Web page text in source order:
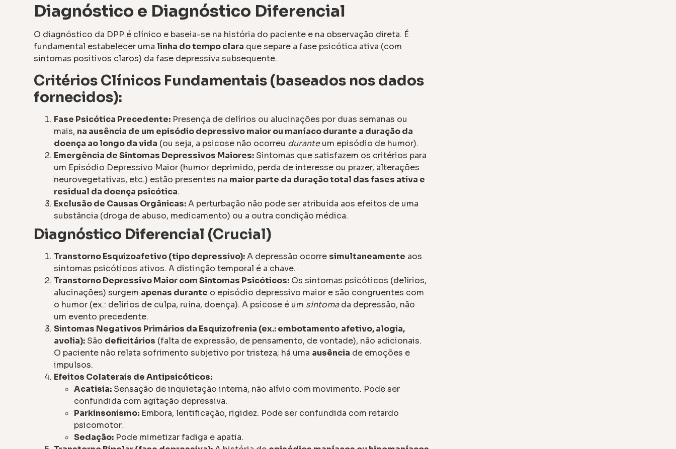
Diagnóstico e Diagnóstico Diferencial
O diagnóstico da DPP é clínico e baseia-se na história do paciente e na observação direta. É
fundamental estabelecer uma linha do tempo clara que separe a fase psicótica ativa (com
sintomas positivos claros) da fase depressiva subsequente.
Critérios Clínicos Fundamentais (baseados nos dados
fornecidos):
Fase Psicótica Precedente: Presença de delírios ou alucinações por duas semanas ou
mais, na ausência de um episódio depressivo maior ou maníaco durante a duração da
doença ao longo da vida (ou seja, a psicose não ocorreu duranteum episódio de humor).
Emergência de Sintomas Depressivos Maiores: Sintomas que satisfazem os critérios para
um Episódio Depressivo Maior (humor deprimido, perda de interesse ou prazer, alterações
neurovegetativas, etc.) estão presentes na maior parte da duração total das fases ativa e
residual da doença psicótica.
Exclusão de Causas Orgânicas:A perturbação não pode ser atribuída aos efeitos de uma
substância (droga de abuso, medicamento) ou a outra condição médica.
Diagnóstico Diferencial (Crucial)
Transtorno Esquizoafetivo (tipo depressivo):A depressão ocorre simultaneamente aos
sintomas psicóticos ativos. A distinção temporal é a chave.
Transtorno Depressivo Maior com Sintomas Psicóticos: Os sintomas psicóticos (delírios,
alucinações) surgem apenas durante o episódio depressivo maior e são congruentes com
o humor (ex.: delírios de culpa, ruína, doença). A psicose é um sintomada depressão, não
um evento precedente.
Sintomas Negativos Primários da Esquizofrenia (ex.: embotamento afetivo, alogia,
avolia): São deficitários (falta de expressão, de pensamento, de vontade), não adicionais.
O paciente não relata sofrimento subjetivo por tristeza; há uma ausência de emoções e
impulsos.
Efeitos Colaterais de Antipsicóticos:
Acatisia: Sensação de inquietação interna, não alívio com movimento. Pode ser
confundida com agitação depressiva.
Parkinsonismo: Embora, lentificação, rigidez. Pode ser confundida com retardo
psicomotor.
Sedação: Pode mimetizar fadiga e apatia.